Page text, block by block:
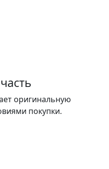
оригинальную
покупки.